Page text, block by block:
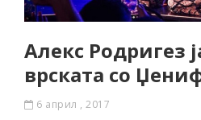
Алекс Родригез
врската со
6 април , 2017